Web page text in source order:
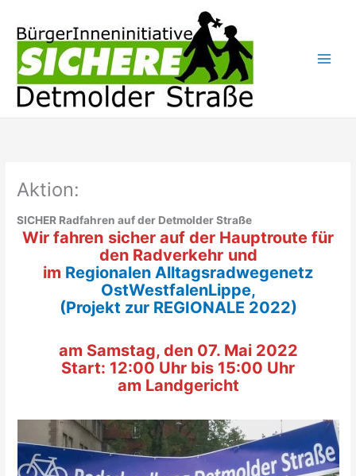
Inhalt
springen
Aktion:
SICHER Radfahren auf der Detmolder Straße
Wir fahren sicher auf der Hauptroute für
den Radverkehr und
im Regionalen Alltagsradwegenetz
OstWestfalenLippe,
(Projekt zur REGIONALE 2022)
am Samstag, den 07. Mai 2022
Start: 12:00 Uhr bis 15:00 Uhr
am Landgericht